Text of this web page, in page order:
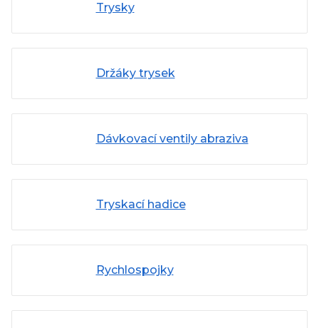
Trysky
Držáky trysek
Dávkovací ventily abraziva
Tryskací hadice
Rychlospojky